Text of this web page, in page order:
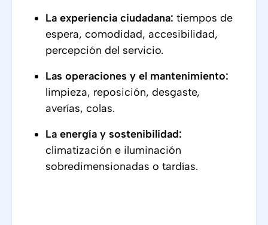
La experiencia ciudadana: tiempos de
espera, comodidad, accesibilidad,
percepción del servicio.
Las operaciones y el mantenimiento:
limpieza, reposición, desgaste,
averías, colas.
La energía y sostenibilidad:
climatización e iluminación
sobredimensionadas o tardías.